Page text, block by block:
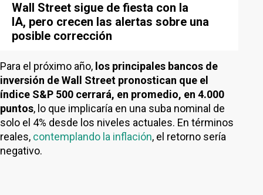
Wall Street sigue de fiesta con la
IA, pero crecen las alertas sobre una
posible corrección
Para el próximo año, los principales bancos de
inversión de Wall Street pronostican que el
índice S&P 500 cerrará, en promedio, en 4.000
puntos, lo que implicaría en una suba nominal de
solo el 4% desde los niveles actuales. En términos
reales, contemplando la inflación, el retorno sería
negativo.